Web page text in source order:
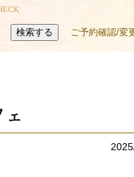
検索する ご予約確認/変